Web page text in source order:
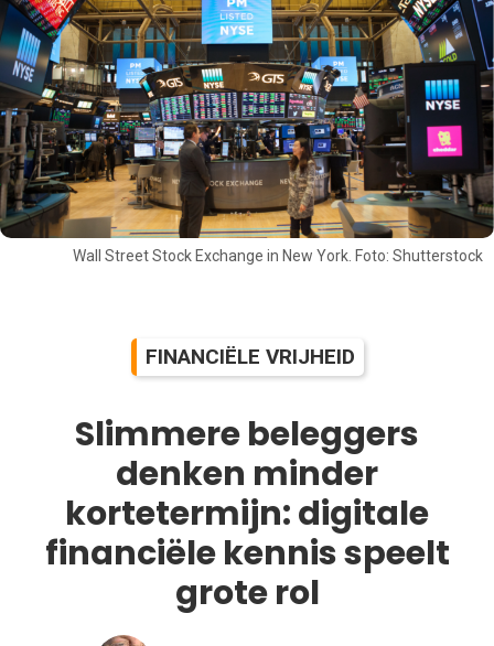
Wall Street Stock Exchange in New York. Foto: Shutterstock
FINANCIËLE VRIJHEID
Slimmere beleggers
denken minder
kortetermijn: digitale
financiële kennis speelt
grote rol